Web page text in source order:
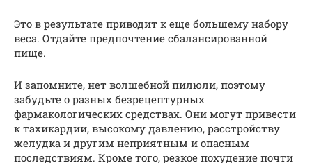
Это в результате приводит к еще большему набору
веса. Отдайте предпочтение сбалансированной
пище.
И запомните, нет волшебной пилюли, поэтому
забудьте о разных безрецептурных
фармакологических средствах. Они могут привести
к тахикардии, высокому давлению, расстройству
желудка и другим неприятным и опасным
последствиям. Кроме того, резкое похудение почти